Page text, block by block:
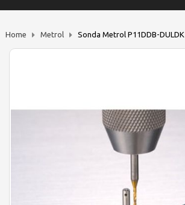
Home Metrol Sonda Metrol P11DDB-DULDK